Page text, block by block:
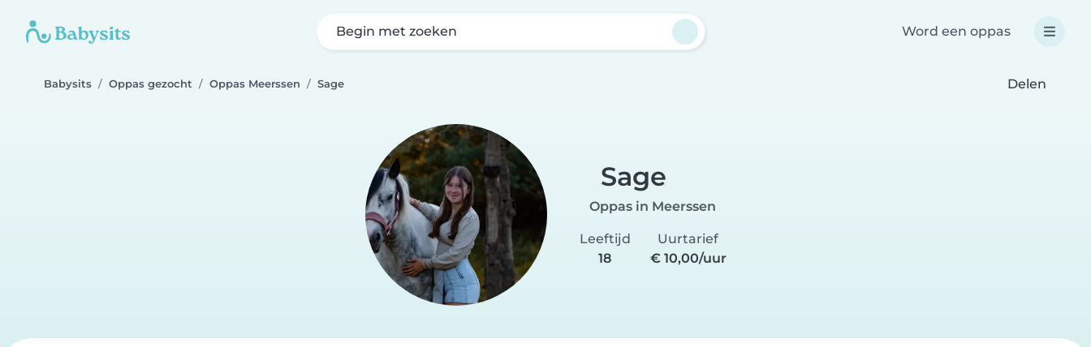
Begin met zoeken Word een oppas
Babysits Oppas gezocht Oppas Meerssen Sage Delen
Sage
Oppas in Meerssen
Leeftijd
18
Uurtarief
€ 10,00/uur